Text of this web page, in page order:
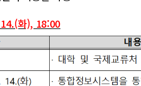
화), 18:00